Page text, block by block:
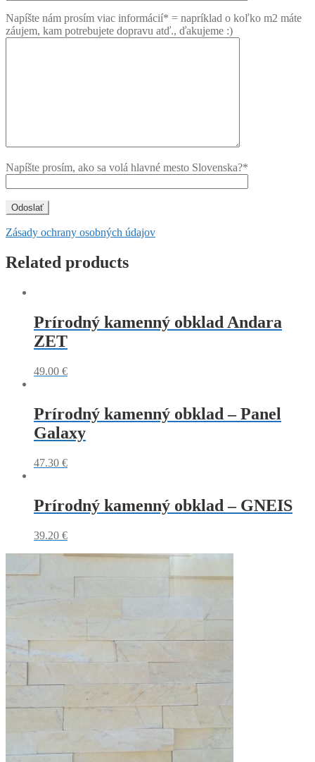
Napíšte nám prosím viac informácií* = napríklad o koľko m2 máte
záujem, kam potrebujete dopravu atď., ďakujeme :)
Napíšte prosím, ako sa volá hlavné mesto Slovenska?*
Zásady ochrany osobných údajov
Related products
Prírodný kamenný obklad Andara
ZET
49.00 €
Prírodný kamenný obklad – Panel
Galaxy
47.30 €
Prírodný kamenný obklad – GNEIS
39.20 €